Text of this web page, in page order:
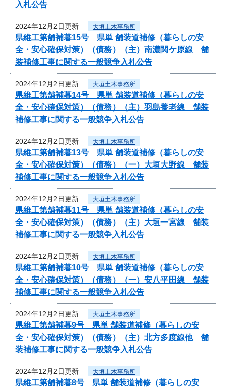
入札公告
2024年12月2日更新 大垣土木事務所
県維工第舗補暮15号 県単 舗装道補修（暮らしの安
全・安心確保対策）（債務）（主）南濃関ケ原線 舗
装補修工事に関する一般競争入札公告
2024年12月2日更新 大垣土木事務所
県維工第舗補暮14号 県単 舗装道補修（暮らしの安
全・安心確保対策）（債務）（主）羽島養老線 舗装
補修工事に関する一般競争入札公告
2024年12月2日更新 大垣土木事務所
県維工第舗補暮13号 県単 舗装道補修（暮らしの安
全・安心確保対策）（債務）（一）大垣大野線 舗装
補修工事に関する一般競争入札公告
2024年12月2日更新 大垣土木事務所
県維工第舗補暮11号 県単 舗装道補修（暮らしの安
全・安心確保対策）（債務）（主）大垣一宮線 舗装
補修工事に関する一般競争入札公告
2024年12月2日更新 大垣土木事務所
県維工第舗補暮10号 県単 舗装道補修（暮らしの安
全・安心確保対策）（債務）（一）安八平田線 舗装
補修工事に関する一般競争入札公告
2024年12月2日更新 大垣土木事務所
県維工第舗補暮9号 県単 舗装道補修（暮らしの安
全・安心確保対策）（債務）（主）北方多度線他 舗
装補修工事に関する一般競争入札公告
2024年12月2日更新 大垣土木事務所
県維工第舗補暮8号 県単 舗装道補修（暮らしの安